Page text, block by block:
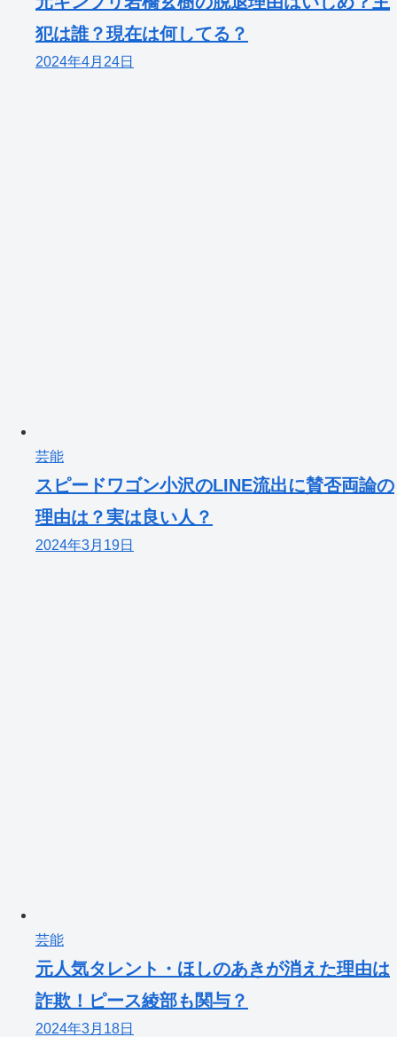
犯は誰？現在は何してる？
2024年4月24日
芸能
スピードワゴン小沢のLINE流出に賛否両論の
理由は？実は良い人？
2024年3月19日
芸能
元人気タレント・ほしのあきが消えた理由は
詐欺！ピース綾部も関与？
2024年3月18日